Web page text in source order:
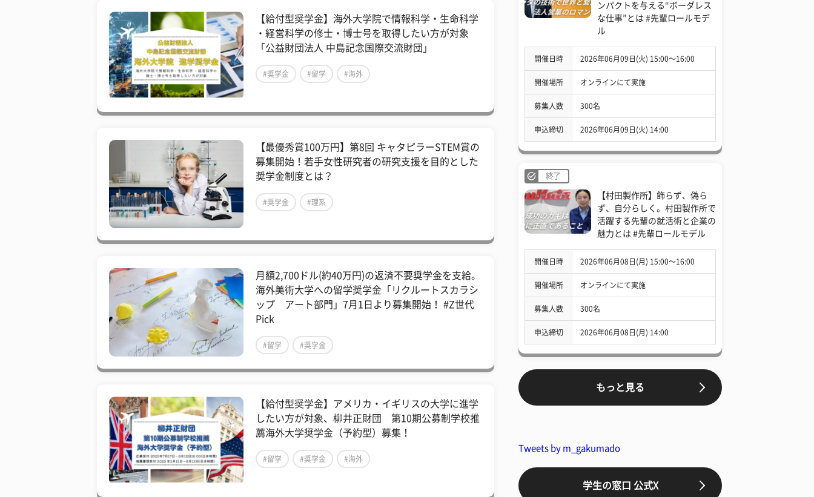
【給付型奨学金】海外大学院で情報科学・生命科学
・経営科学の修士・博士号を取得したい方が対象
「公益財団法人 中島記念国際交流財団」
#奨学金 #留学 #海外
【最優秀賞100万円】第8回 キャタピラーSTEM賞の
募集開始！若手女性研究者の研究支援を目的とした
奨学金制度とは？
#奨学金 #理系
月額2,700ドル(約40万円)の返済不要奨学金を支給。
海外美術大学への留学奨学金「リクルートスカラシ
ップ アート部門」7月1日より募集開始！ #Z世代
Pick
#留学 #奨学金
【給付型奨学金】アメリカ・イギリスの大学に進学
したい方が対象、柳井正財団 第10期公募制学校推
薦海外大学奨学金（予約型）募集！
#留学 #奨学金 #海外
ンパクトを与える“ボーダレス
な仕事”とは #先輩ロールモデ
ル
開催日時 2026年06月09日(火) 15:00〜16:00
開催場所 オンラインにて実施
募集人数 300名
申込締切 2026年06月09日(火) 14:00
終了
【村田製作所】飾らず、偽ら
ず、自分らしく。村田製作所で
活躍する先輩の就活術と企業の
魅力とは #先輩ロールモデル
開催日時 2026年06月08日(月) 15:00〜16:00
開催場所 オンラインにて実施
募集人数 300名
申込締切 2026年06月08日(月) 14:00
もっと見る
Tweets by m_gakumado
学生の窓口 公式X